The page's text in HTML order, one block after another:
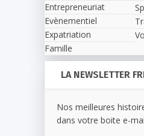
Entrepreneuriat
Evènementiel
Expatriation
Famille
LA NEWSLETTER
Nos meilleures
dans votre boite e-